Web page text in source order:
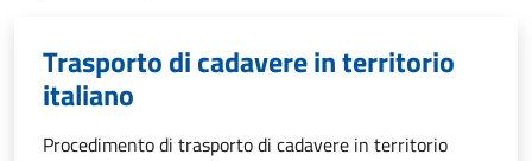
Trasporto di cadavere in territorio
italiano
Procedimento di trasporto di cadavere in territorio